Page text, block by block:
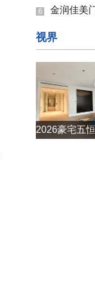
6 金润佳美门
视界